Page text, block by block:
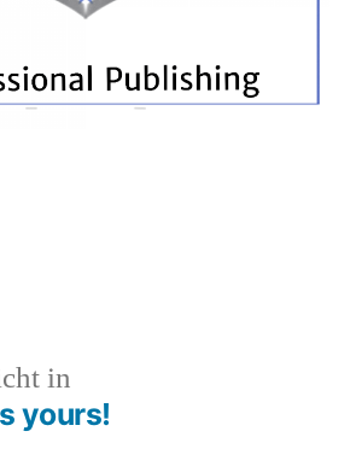
in
yours!